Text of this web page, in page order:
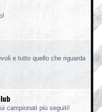
e tutto quello che riguarda
campionati più seguiti!